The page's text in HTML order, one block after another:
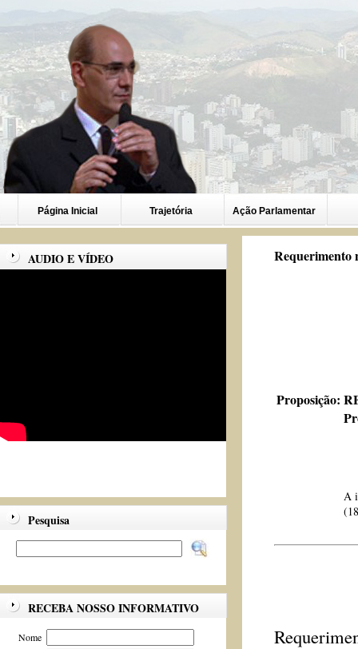
Página Inicial Trajetória Ação Parlamentar
AUDIO E VÍDEO
Pesquisa
RECEBA NOSSO INFORMATIVO
Nome
Requerimento
Proposição:
A